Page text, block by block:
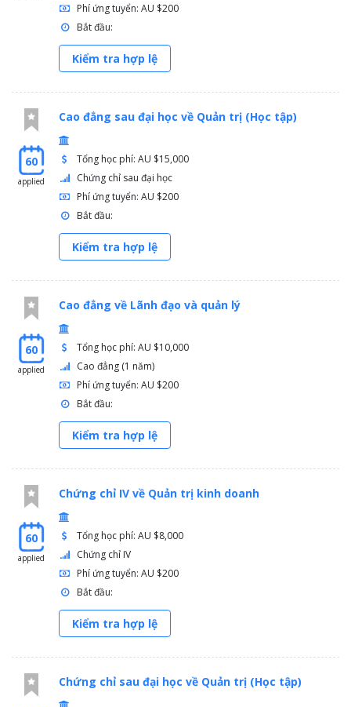
Phí ứng tuyển: AU $200
Bắt đầu:
Kiểm tra hợp lệ
60
applied
Cao đẳng sau đại học về Quản trị (Học tập)
Tổng học phí: AU $15,000
Chứng chỉ sau đại học
Phí ứng tuyển: AU $200
Bắt đầu:
Kiểm tra hợp lệ
60
applied
Cao đẳng về Lãnh đạo và quản lý
Tổng học phí: AU $10,000
Cao đẳng (1 năm)
Phí ứng tuyển: AU $200
Bắt đầu:
Kiểm tra hợp lệ
60
applied
Chứng chỉ IV về Quản trị kinh doanh
Tổng học phí: AU $8,000
Chứng chỉ IV
Phí ứng tuyển: AU $200
Bắt đầu:
Kiểm tra hợp lệ
Chứng chỉ sau đại học về Quản trị (Học tập)